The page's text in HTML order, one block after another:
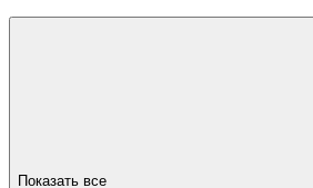
Показать все